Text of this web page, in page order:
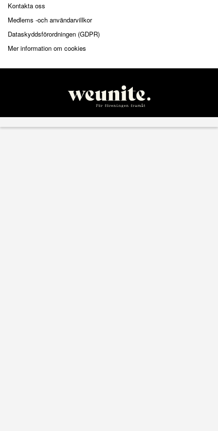
Kontakta oss
Medlems -och användarvillkor
Dataskyddsförordningen (GDPR)
Mer information om cookies